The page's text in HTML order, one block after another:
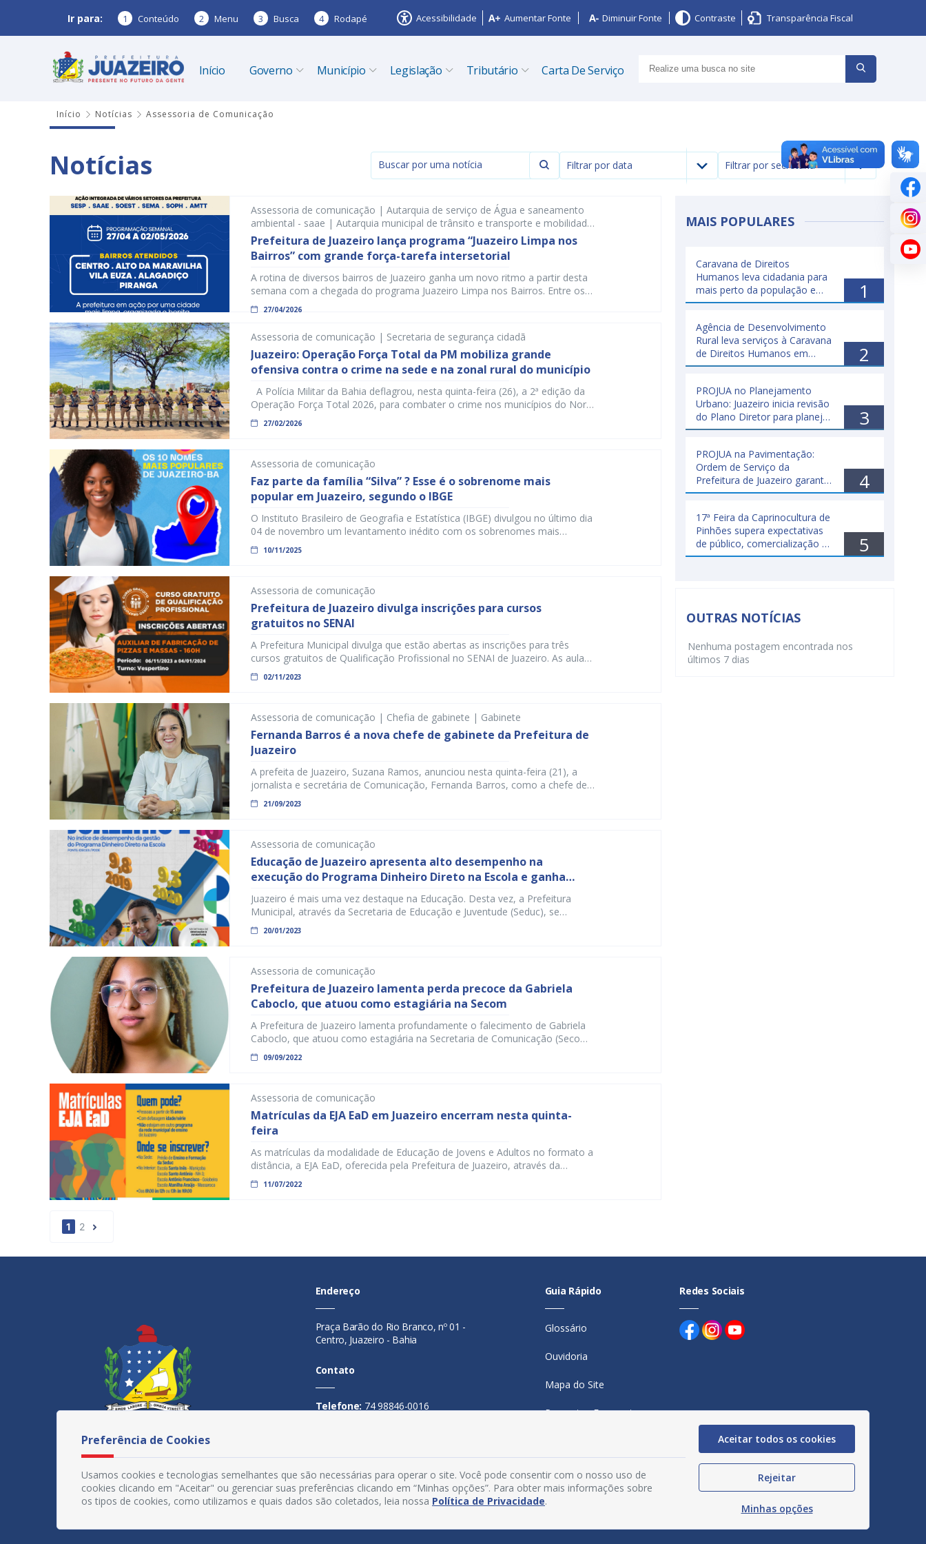
Ir para: 1 Conteúdo 2 Menu 3 Busca 4 Rodapé Acessibilidade Aumentar Fonte Diminuir Fonte Contraste Transparência Fiscal
Início Governo Município Legislação Tributário Carta De Serviço
Início Notícias Assessoria de Comunicação
Notícias Filtrar por data Filtrar por secretaria
Assessoria de comunicação | Autarquia de serviço de Água e saneamento
ambiental - saae | Autarquia municipal de trânsito e transporte e mobilidade
urbana(amtt) | Secretaria de obras estruturantes | Secretaria de ordem
pública e habitação - soph | Secretaria de serviços públicos
Prefeitura de Juazeiro lança programa “Juazeiro Limpa nos
Bairros” com grande força-tarefa intersetorial
A rotina de diversos bairros de Juazeiro ganha um novo ritmo a partir desta
semana com a chegada do programa Juazeiro Limpa nos Bairros. Entre os
dias 27 de abril e 02 de maio, as equipes municipais estarão concentradas
em uma operação que percorre o Centro, Alto da Maravilha, Vila Euza,
Alagadiço, Piranga e as […]
27/04/2026
Assessoria de comunicação | Secretaria de segurança cidadã
Juazeiro: Operação Força Total da PM mobiliza grande
ofensiva contra o crime na sede e na zonal rural do município
A Polícia Militar da Bahia deflagrou, nesta quinta-feira (26), a 2ª edição da
Operação Força Total 2026, para combater o crime nos municípios do Norte
do estado — com atuação firme em Juazeiro. A ação intensifica o
policiamento ostensivo, cumpre mandados judiciais e amplia ações
27/02/2026
Assessoria de comunicação
Faz parte da família “Silva” ? Esse é o sobrenome mais
popular em Juazeiro, segundo o IBGE
O Instituto Brasileiro de Geografia e Estatística (IBGE) divulgou no último dia
04 de novembro um levantamento inédito com os sobrenomes mais
comuns do Brasil. Pela primeira vez, a instituição reuniu dados oficiais que
mostram a distribuição e a origem desses sobrenomes. De acordo com o
10/11/2025
Assessoria de comunicação
Prefeitura de Juazeiro divulga inscrições para cursos
gratuitos no SENAI
A Prefeitura Municipal divulga que estão abertas as inscrições para três
cursos gratuitos de Qualificação Profissional no SENAI de Juazeiro. As aulas
serão presenciais e iniciam na próxima segunda-feira (06). As capacitações
têm duração de 2 meses e possuem carga horária mínima de 160 horas. Ao
02/11/2023
Assessoria de comunicação | Chefia de gabinete | Gabinete
Fernanda Barros é a nova chefe de gabinete da Prefeitura de
Juazeiro
A prefeita de Juazeiro, Suzana Ramos, anunciou nesta quinta-feira (21), a
jornalista e secretária de Comunicação, Fernanda Barros, como a chefe de
gabinete da Prefeitura de Juazeiro, no lugar de Cesar Miller. A publicação
está no Diário Oficial desta quinta-feira, 21 de setembro. Com Fernanda
21/09/2023
Assessoria de comunicação
Educação de Juazeiro apresenta alto desempenho na
execução do Programa Dinheiro Direto na Escola e ganha
reconhecimento
Juazeiro é mais uma vez destaque na Educação. Desta vez, a Prefeitura
Municipal, através da Secretaria de Educação e Juventude (Seduc), se
destacou pela excelente administração financeira realizada no ensino
municipal, alcançando média dez, no índice de desempenho da gestão do
Parcela Desempenho, recurso de […]
20/01/2023
Assessoria de comunicação
Prefeitura de Juazeiro lamenta perda precoce da Gabriela
Caboclo, que atuou como estagiária na Secom
A Prefeitura de Juazeiro lamenta profundamente o falecimento de Gabriela
Caboclo, que atuou como estagiária na Secretaria de Comunicação (Secom),
até maio deste ano. Gabriela tinha 22 anos, faleceu na madrugada desta
sexta-feira (09) e deixa um legado de profissionalismo, proatividade e
Jornalismo, desenvolveu […]
09/09/2022
Assessoria de comunicação
Matrículas da EJA EaD em Juazeiro encerram nesta quinta-
feira
As matrículas da modalidade de Educação de Jovens e Adultos no formato a
distância, a EJA EaD, oferecida pela Prefeitura de Juazeiro, através da
Secretaria de Educação e Juventude (Seduc), encerram-se nesta quinta-feira
(14). O programa é gratuito e voltado para jovens a partir dos 15 anos que
11/07/2022
1 2
MAIS POPULARES
Caravana de Direitos
Humanos leva cidadania para
mais perto da população e
fortalece rede de serviços em
1
Agência de Desenvolvimento
Rural leva serviços à Caravana
de Direitos Humanos em
Juazeiro
2
PROJUA no Planejamento
Urbano: Juazeiro inicia revisão
do Plano Diretor para planejar
o crescimento da cidade
3
PROJUA na Pavimentação:
Ordem de Serviço da
Prefeitura de Juazeiro garante
100% de pavimentação do
4
17ª Feira da Caprinocultura de
Pinhões supera expectativas
de público, comercialização e
exposição de animais
5
OUTRAS NOTÍCIAS
Nenhuma postagem encontrada nos
últimos 7 dias
Endereço
Praça Barão do Rio Branco, nº 01 -
Centro, Juazeiro - Bahia
Contato
Telefone: 74 98846-0016
Segunda a sexta-feira, das 08h às
14h
Guia Rápido
Glossário
Ouvidoria
Mapa do Site
Perguntas Frequentes
Política de Privacidade
Acesso Interno
Redes Sociais
Preferência de Cookies
Usamos cookies e tecnologias semelhantes que são necessárias para operar o site. Você pode consentir com o nosso uso de
cookies clicando em "Aceitar" ou gerenciar suas preferências clicando em “Minhas opções”. Para obter mais informações sobre
os tipos de cookies, como utilizamos e quais dados são coletados, leia nossa Política de Privacidade.
Aceitar todos os cookies
Rejeitar
Minhas opções